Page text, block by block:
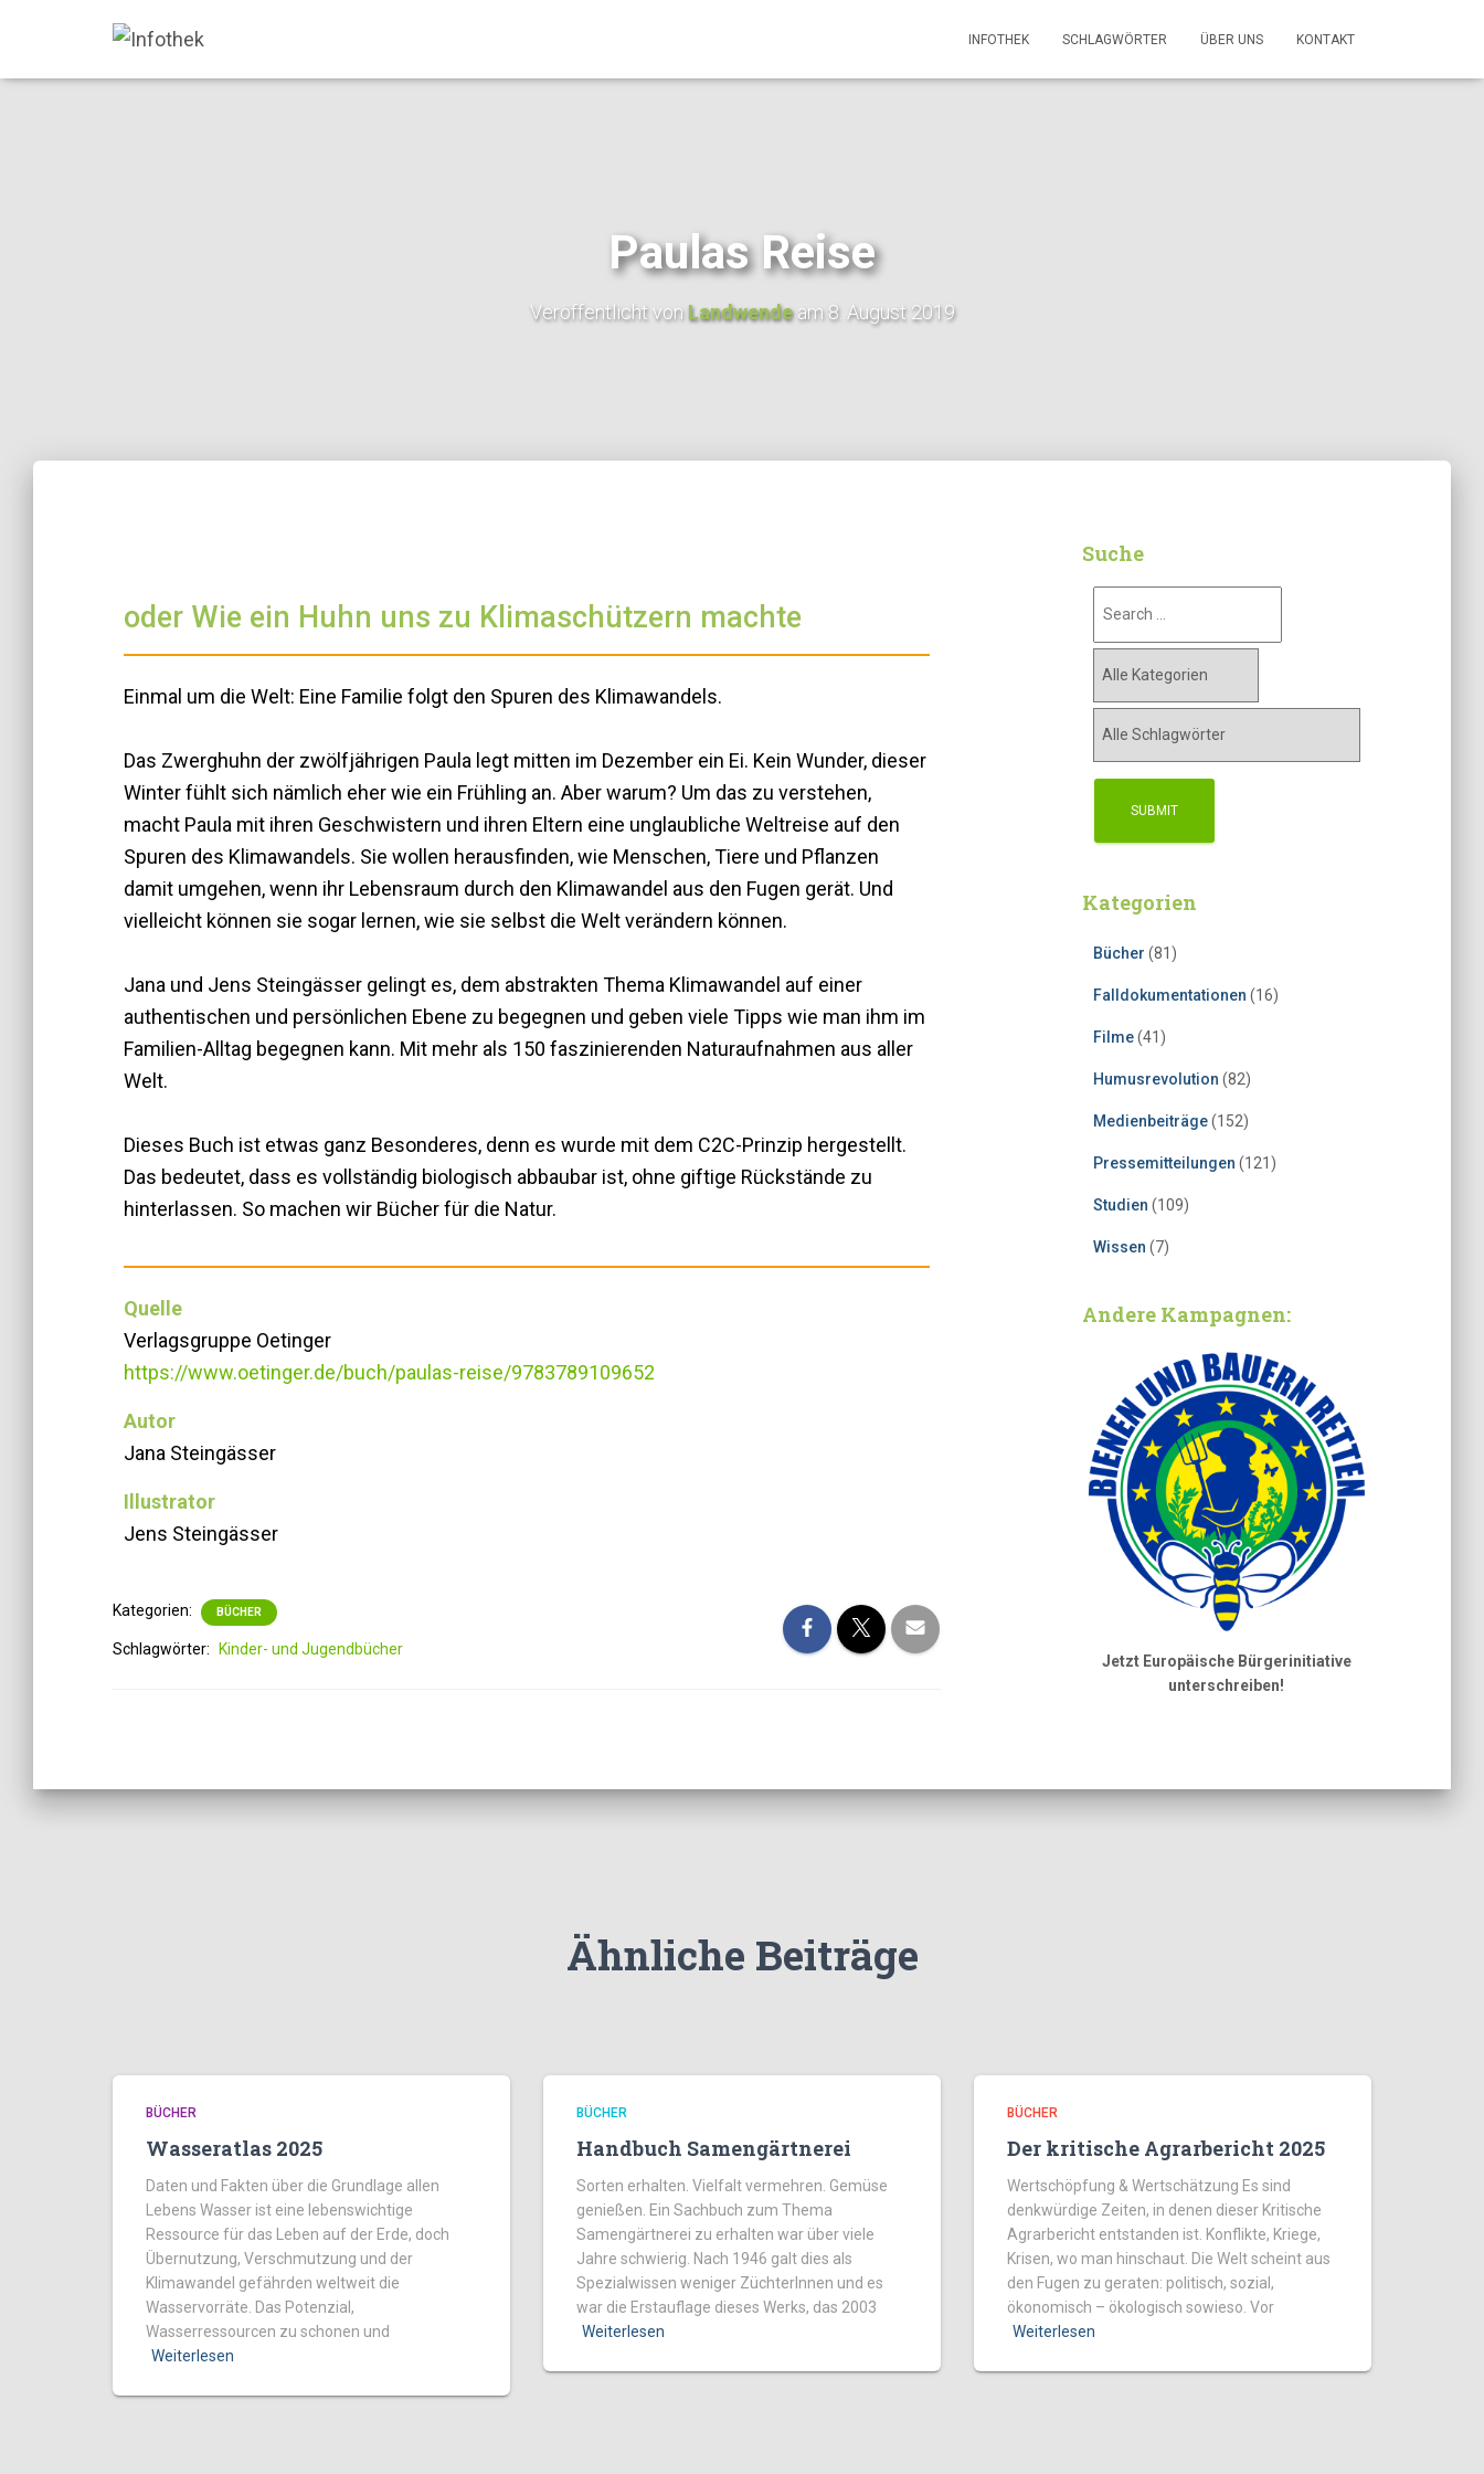
INFOTHEK SCHLAGWÖRTER ÜBER UNS KONTAKT
Paulas Reise
Veröffentlicht vonLandwendeam8. August 2019
oder Wie ein Huhn uns zu Klimaschützern machte
Einmal um die Welt: Eine Familie folgt den Spuren des Klimawandels.
Das Zwerghuhn der zwölfjährigen Paula legt mitten im Dezember ein Ei. Kein Wunder, dieser
Winter fühlt sich nämlich eher wie ein Frühling an. Aber warum? Um das zu verstehen,
macht Paula mit ihren Geschwistern und ihren Eltern eine unglaubliche Weltreise auf den
Spuren des Klimawandels. Sie wollen herausfinden, wie Menschen, Tiere und Pflanzen
damit umgehen, wenn ihr Lebensraum durch den Klimawandel aus den Fugen gerät. Und
vielleicht können sie sogar lernen, wie sie selbst die Welt verändern können.
Jana und Jens Steingässer gelingt es, dem abstrakten Thema Klimawandel auf einer
authentischen und persönlichen Ebene zu begegnen und geben viele Tipps wie man ihm im
Familien-Alltag begegnen kann. Mit mehr als 150 faszinierenden Naturaufnahmen aus aller
Welt.
Dieses Buch ist etwas ganz Besonderes, denn es wurde mit dem C2C-Prinzip hergestellt.
Das bedeutet, dass es vollständig biologisch abbaubar ist, ohne giftige Rückstände zu
hinterlassen. So machen wir Bücher für die Natur.
Quelle
Verlagsgruppe Oetinger
https://www.oetinger.de/buch/paulas-reise/9783789109652
Autor
Jana Steingässer
Illustrator
Jens Steingässer
Kategorien: BÜCHER
Schlagwörter: Kinder- und Jugendbücher
Suche
Kategorien
Bücher (81)
Falldokumentationen (16)
Filme(41)
Humusrevolution (82)
Medienbeiträge(152)
Pressemitteilungen (121)
Studien (109)
Wissen (7)
Andere Kampagnen:
Jetzt Europäische Bürgerinitiative
unterschreiben!
Ähnliche Beiträge
BÜCHER
Wasseratlas 2025
Daten und Fakten über die Grundlage allen
Lebens Wasser ist eine lebenswichtige
Ressource für das Leben auf der Erde, doch
Übernutzung, Verschmutzung und der
Klimawandel gefährden weltweit die
Wasservorräte. Das Potenzial,
Wasserressourcen zu schonen und
Weiterlesen
BÜCHER
Handbuch Samengärtnerei
Sorten erhalten. Vielfalt vermehren. Gemüse
genießen. Ein Sachbuch zum Thema
Samengärtnerei zu erhalten war über viele
Jahre schwierig. Nach 1946 galt dies als
Spezialwissen weniger ZüchterInnen und es
war die Erstauflage dieses Werks, das 2003
Weiterlesen
BÜCHER
Der kritische Agrarbericht 2025
Wertschöpfung & Wertschätzung Es sind
denkwürdige Zeiten, in denen dieser Kritische
Agrarbericht entstanden ist. Konflikte, Kriege,
Krisen, wo man hinschaut. Die Welt scheint aus
den Fugen zu geraten: politisch, sozial,
ökonomisch – ökologisch sowieso. Vor
Weiterlesen